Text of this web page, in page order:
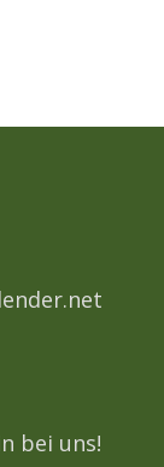
bei uns!